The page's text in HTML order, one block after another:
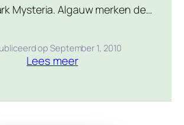
Mysteria. Algauw merken de
om hen heen verdwijnen
en het lijkt erop dat de
in het park. Als het park dan
opSeptember 1, 2010
Lees meer